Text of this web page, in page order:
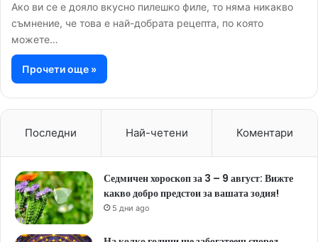
Ако ви се е дояло вкусно пилешко филе, то няма никакво
съмнение, че това е най-добрата рецепта, по която
можете…
Прочети още »
Последни Най-четени Коментари
Седмичен хороскоп за 3 – 9 август: Вижте
какво добро предстои за вашата зодия!
5 дни ago